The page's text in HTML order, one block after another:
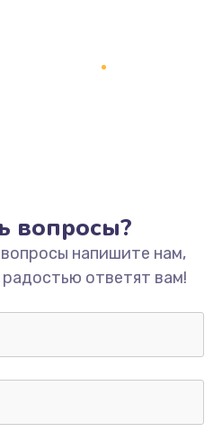
вопросы?
напишите нам,
ответят вам!